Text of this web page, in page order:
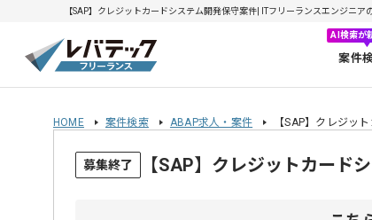
【SAP】クレジットカードシステム開発保守案件| ITフリーランスエンジニ
AI検索が
案件
HOME 案件検索 ABAP求人・案件 【SAP】クレジッ
募集終了 【SAP】クレジットカード